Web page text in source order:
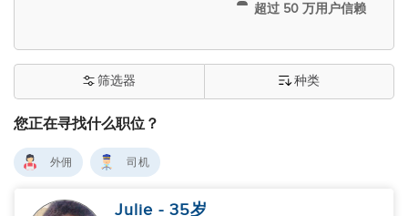
超过 50 万用户信赖
您正在寻找什么职位？
筛选器 种类
外佣 司机
Julie - 35岁